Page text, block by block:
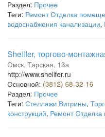
Раздел: Прочее
Теги: Ремонт Отделка
водоснабжения канализации,
Shellfer, торгово-
Омск, Тарская, 13а
http://www.shellfer.ru
Основной: (3812) 68-32-16
Раздел: Прочее
Теги: Стеллажи Витрины,
конструкций, Ремонт